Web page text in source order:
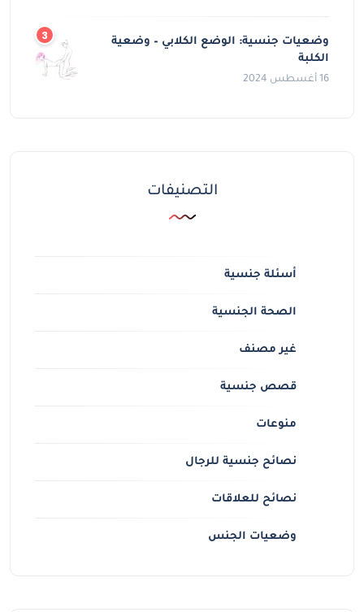
وضعيات جنسية: الوضع الكلابي – وضعية
الكلبة
16 أغسطس 2024
التصنيفات
أسئلة جنسية
الصحة الجنسية
غير مصنف
قصص جنسية
منوعات
نصائح جنسية للرجال
نصائح للعلاقات
وضعيات الجنس